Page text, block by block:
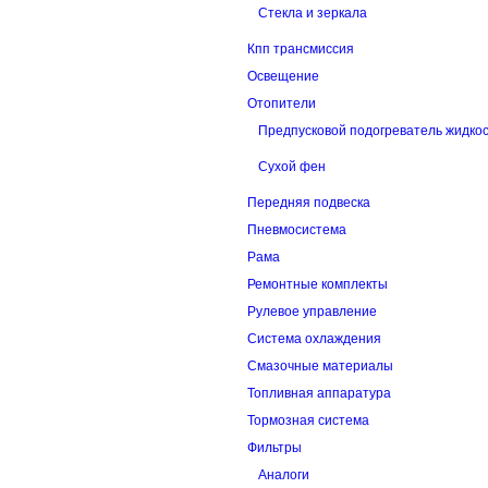
Стекла и зеркала
Кпп трансмиссия
Освещение
Отопители
Предпусковой подогреватель
Сухой фен
Передняя подвеска
Пневмосистема
Рама
Ремонтные комплекты
Рулевое управление
Система охлаждения
Смазочные материалы
Топливная аппаратура
Тормозная система
Фильтры
Аналоги